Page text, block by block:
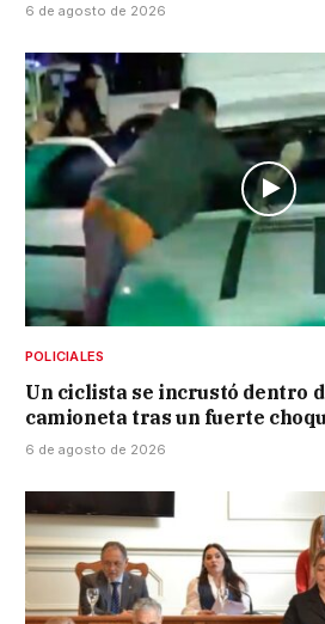
6 de agosto de 2026
POLICIALES
Un ciclista se incrustó dentro
camioneta tras un fuerte
6 de agosto de 2026